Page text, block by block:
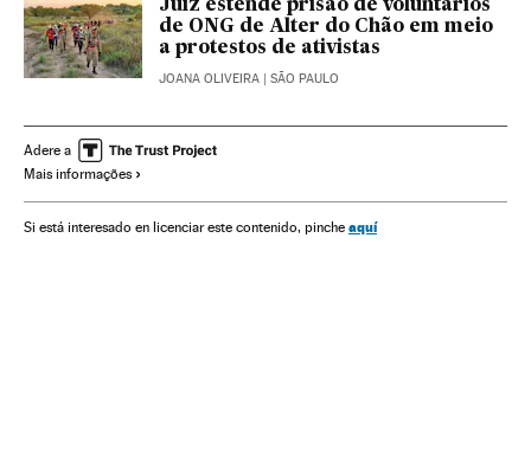
Juiz estende prisão de voluntários
de ONG de Alter do Chão em meio
a protestos de ativistas
JOANA OLIVEIRA | SÃO PAULO
Adere a
Mais informações
Si está interesado en licenciar este contenido, pinche aquí